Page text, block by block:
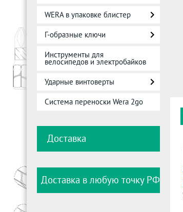
WERA в упаковке блистер
Г-образные ключи
Инструменты для
велосипедов и электробайков
Ударные винтоверты
Система переноски Wera 2go
Доставка
Доставка в любую точку РФ